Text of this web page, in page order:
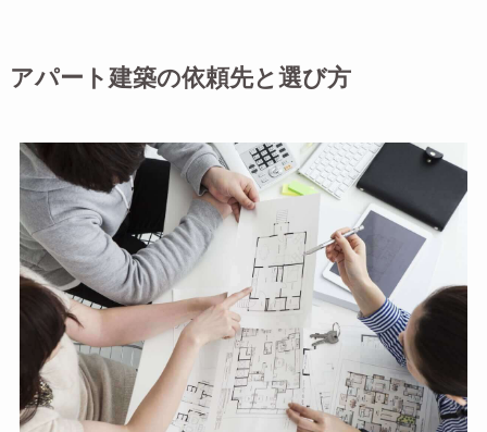
アパート建築の依頼先と選び方